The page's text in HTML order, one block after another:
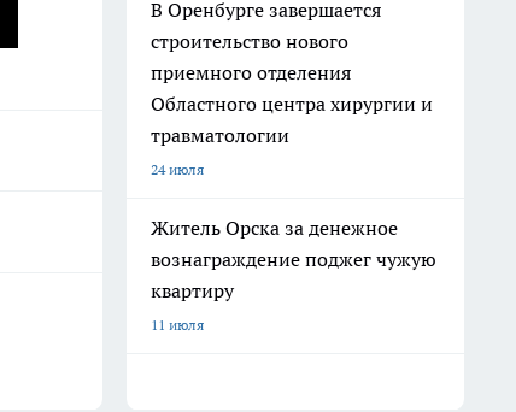
В Оренбурге завершается
строительство нового
приемного отделения
Областного центра хирургии и
травматологии
24 июля
Житель Орска за денежное
вознаграждение поджег чужую
квартиру
11 июля